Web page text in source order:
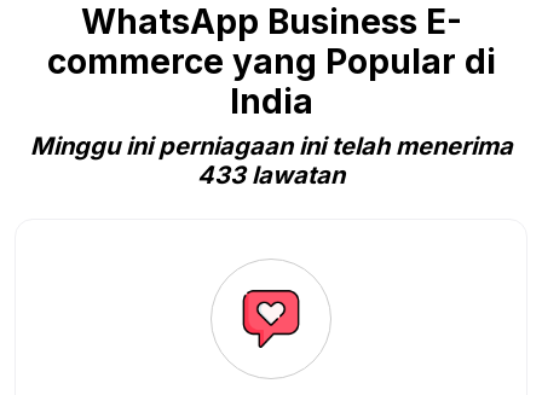
WhatsApp Business E-
commerce yang Popular di
India
Minggu ini perniagaan ini telah menerima
433 lawatan